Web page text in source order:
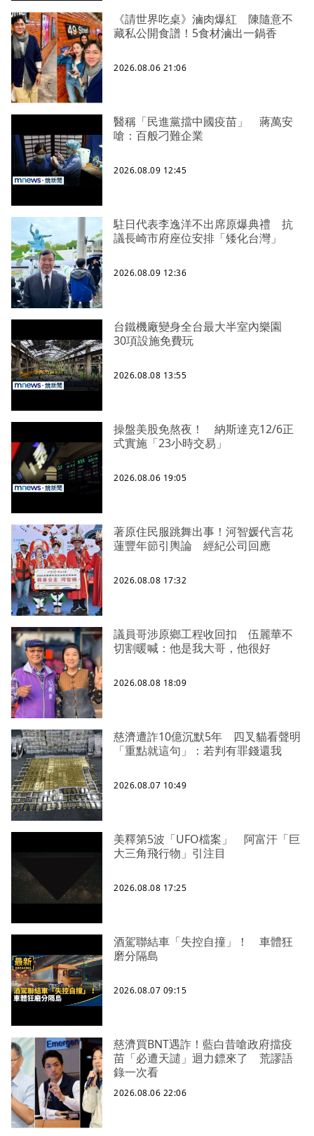
《請世界吃桌》滷肉爆紅 陳隨意不
藏私公開食譜！5食材滷出一鍋香
2026.08.06 21:06
醫稱「民進黨擋中國疫苗」 蔣萬安
嗆：百般刁難企業
2026.08.09 12:45
駐日代表李逸洋不出席原爆典禮 抗
議長崎市府座位安排「矮化台灣」
2026.08.09 12:36
台鐵機廠變身全台最大半室內樂園
30項設施免費玩
2026.08.08 13:55
操盤美股免熬夜！ 納斯達克12/6正
式實施「23小時交易」
2026.08.06 19:05
著原住民服跳舞出事！河智媛代言花
蓮豐年節引輿論 經紀公司回應
2026.08.08 17:32
議員哥涉原鄉工程收回扣 伍麗華不
切割暖喊：他是我大哥，他很好
2026.08.08 18:09
慈濟遭詐10億沉默5年 四叉貓看聲明
「重點就這句」：若判有罪錢還我
2026.08.07 10:49
美釋第5波「UFO檔案」 阿富汗「巨
大三角飛行物」引注目
2026.08.08 17:25
酒駕聯結車「失控自撞」！ 車體狂
磨分隔島
2026.08.07 09:15
慈濟買BNT遇詐！藍白昔嗆政府擋疫
苗「必遭天譴」迴力鏢來了 荒謬語
錄一次看
2026.08.06 22:06